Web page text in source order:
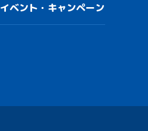
イベント・キャンペーン